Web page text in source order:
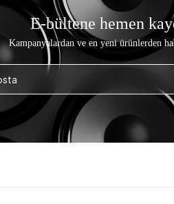
E-bültene hemen
Kampanyalardan ve en yeni ürünlerden